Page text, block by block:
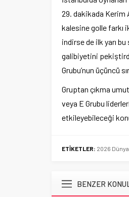
29. dakikada Kerim
kalesine golle farkı
indirse de ilk yarı
galibiyetini
Grubu’nun üçüncü
Gruptan çıkma
veya E Grubu
etkileyebileceği
ETİKETLER: 2026 Dünya
BENZER